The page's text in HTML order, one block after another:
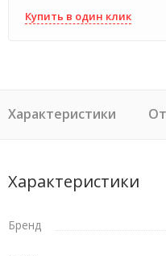
Купить в один клик
Характеристики
Характеристики
Бренд